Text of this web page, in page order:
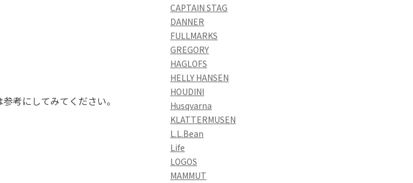
考にしてみてください。
CAPTAIN STAG
DANNER
FULLMARKS
GREGORY
HAGLOFS
HELLY HANSEN
HOUDINI
Husqvarna
KLATTERMUSEN
L.L.Bean
Life
LOGOS
MAMMUT